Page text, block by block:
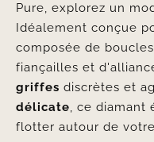
Pure, explorez un
Idéalement conçue
composée de
fiançailles et
griffes discrètes et
délicate, ce diamant
flotter autour de